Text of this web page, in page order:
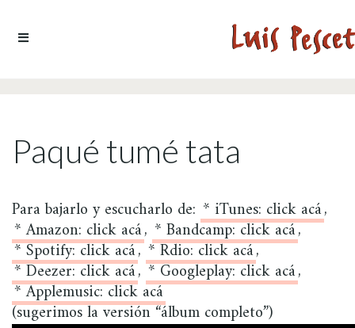
Paqué tumé tata
Para bajarlo y escucharlo de: * iTunes: click acá,
* Amazon: click acá, * Bandcamp: click acá,
* Spotify: click acá,* Rdio: click acá,
* Deezer: click acá, * Googleplay: click acá,
* Applemusic: click acá
(sugerimos la versión “álbum completo”)